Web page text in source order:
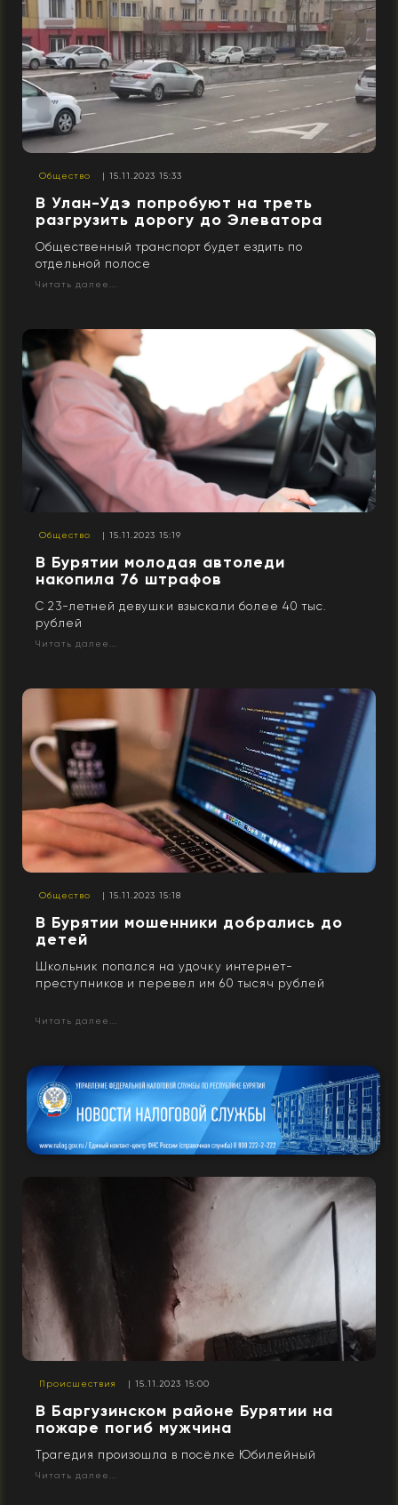
Общество | 15.11.2023 15:33
В Улан-Удэ попробуют на треть
разгрузить дорогу до Элеватора
Общественный транспорт будет ездить по
отдельной полосе
Читать далее...
Общество | 15.11.2023 15:19
В Бурятии молодая автоледи
накопила 76 штрафов
С 23-летней девушки взыскали более 40 тыс.
рублей
Читать далее...
Общество | 15.11.2023 15:18
В Бурятии мошенники добрались до
детей
Школьник попался на удочку интернет-
преступников и перевел им 60 тысяч рублей
Читать далее...
Происшествия | 15.11.2023 15:00
В Баргузинском районе Бурятии на
пожаре погиб мужчина
Трагедия произошла в посёлке Юбилейный
Читать далее...